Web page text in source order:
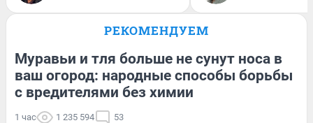
РЕКОМЕНДУЕМ
Муравьи и тля больше не сунут носа в
ваш огород: народные способы борьбы
с вредителями без химии
1 час 1 235 594 53